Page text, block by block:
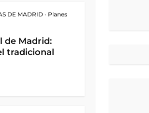
DE MADRID • Planes
de Madrid:
tradicional